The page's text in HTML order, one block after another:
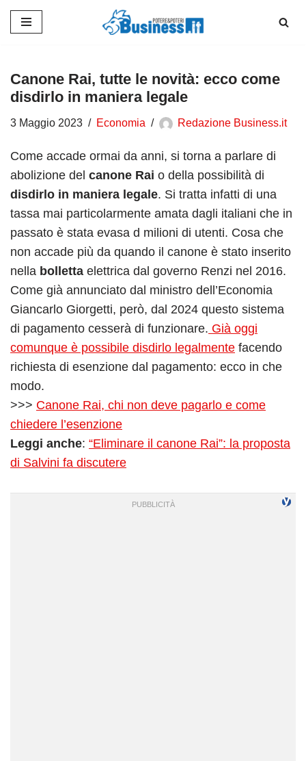
contenuto
Canone Rai, tutte le novità: ecco come
disdirlo in maniera legale
3 Maggio 2023 Economia Redazione Business.it
Come accade ormai da anni, si torna a parlare di
abolizione del canone Rai o della possibilità di
disdirlo in maniera legale. Si tratta infatti di una
tassa mai particolarmente amata dagli italiani che in
passato è stata evasa d milioni di utenti. Cosa che
non accade più da quando il canone è stato inserito
nella bolletta elettrica dal governo Renzi nel 2016.
Come già annunciato dal ministro dell’Economia
Giancarlo Giorgetti, però, dal 2024 questo sistema
di pagamento cesserà di funzionare. Già oggi
comunque è possibile disdirlo legalmente facendo
richiesta di esenzione dal pagamento: ecco in che
modo.
>>> Canone Rai, chi non deve pagarlo e come
chiedere l’esenzione
Leggi anche: “Eliminare il canone Rai”: la proposta
di Salvini fa discutere